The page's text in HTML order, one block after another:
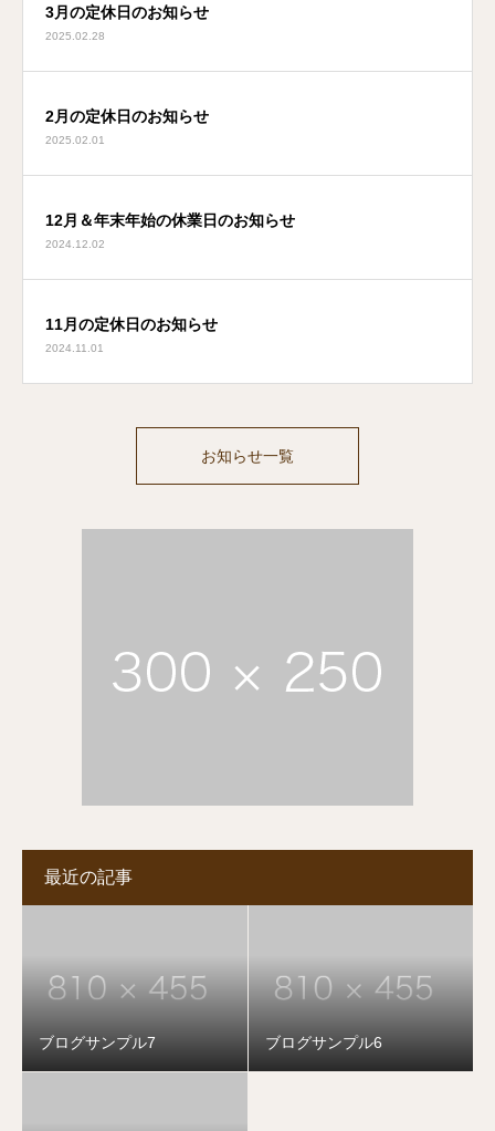
3月の定休日のお知らせ
2025.02.28
2月の定休日のお知らせ
2025.02.01
12月＆年末年始の休業日のお知らせ
2024.12.02
11月の定休日のお知らせ
2024.11.01
お知らせ一覧
最近の記事
ブログサンプル7 ブログサンプル6